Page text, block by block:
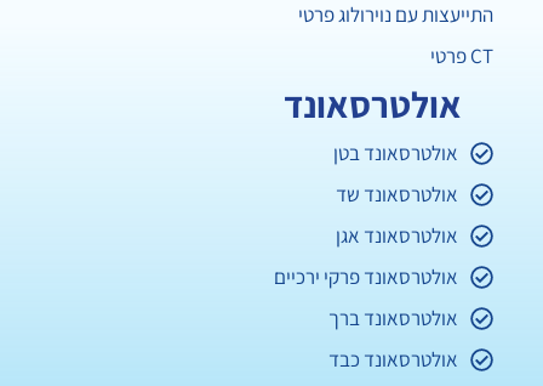
התייעצות עם נוירולוג פרטי
CT פרטי
אולטרסאונד
אולטרסאונד בטן
אולטרסאונד שד
אולטרסאונד אגן
אולטרסאונד פרקי ירכיים
אולטרסאונד ברך
אולטרסאונד כבד